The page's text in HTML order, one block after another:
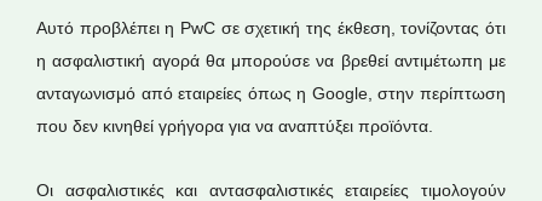
Αυτό προβλέπει η PwC σε σχετική της έκθεση, τονίζοντας ότι
η ασφαλιστική αγορά θα μπορούσε να βρεθεί αντιμέτωπη με
ανταγωνισμό από εταιρείες όπως η Google, στην περίπτωση
που δεν κινηθεί γρήγορα για να αναπτύξει προϊόντα.
Οι ασφαλιστικές και αντασφαλιστικές εταιρείες τιμολογούν